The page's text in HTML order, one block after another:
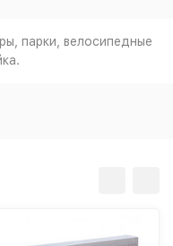
парки, велосипедные